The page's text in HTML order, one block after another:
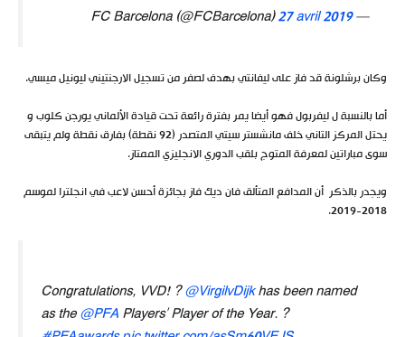
— FC Barcelona (@FCBarcelona)
27 avril 2019
وكان برشلونة قد فاز على ليفانتي بهدف لصفر من تسجيل الارجنتيني ليونيل ميسي.
أما بالنسبة ل ليفربول فهو أيضا يمر بفترة رائعة تحت قيادة الألماني يورجن كلوب و
يحتل المركز التاني خلف مانشستر سيتي المتصدر (92 نقطة) بفارق نقطة ولم يتبقى
سوى مباراتين لمعرفة المتوج بلقب الدوري الانجليزي الممتاز.
ويجدر بالذكر أن المدافع المتألق فان ديك فاز بجائزة أحسن لاعب في انجلترا لموسم
2018-2019.
Congratulations, VVD! ?@VirgilvDijkhas been named
as the@PFAPlayers’ Player of the Year. ?